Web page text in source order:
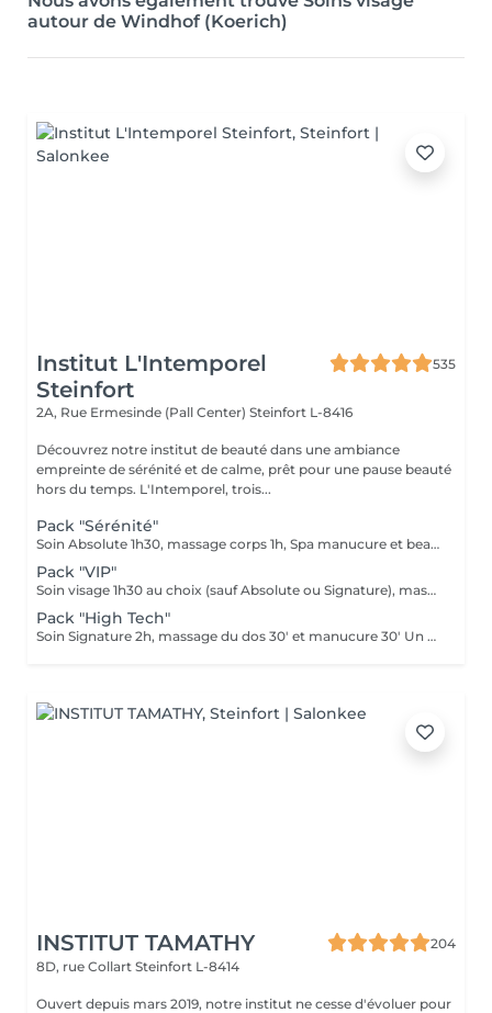
autour de Windhof (Koerich)
Institut L'Intemporel
Steinfort
535
2A, Rue Ermesinde (Pall Center) Steinfort L-8416
Découvrez notre institut de beauté dans une ambiance
empreinte de sérénité et de calme, prêt pour une pause beauté
hors du temps. L'Intemporel, trois...
Pack "Sérénité"
Soin Absolute 1h30, massage corps 1h, Spa manucure et beauté des pieds Le luxe, le calme et la détente, magique ...
Pack "VIP"
Soin visage 1h30 au choix (sauf Absolute ou Signature), massage corps 1h, manucure 30', beauté des pieds 45' Ne peut être fractionné, à faire le même jour
Pack "High Tech"
Soin Signature 2h, massage du dos 30' et manucure 30' Un pur moment de détente et de déconnection complète
INSTITUT TAMATHY
204
8D, rue Collart Steinfort L-8414
Ouvert depuis mars 2019, notre institut ne cesse d'évoluer pour